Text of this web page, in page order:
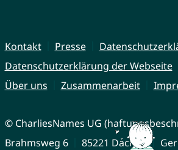
Kontakt Presse
Datenschutzerklärung der Webseite
Über uns
Zusammenarbeit
© CharliesNames UG
Brahmsweg 6
85221 Dachau